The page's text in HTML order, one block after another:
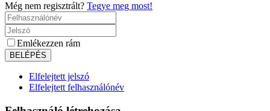
Még nem regisztrált? Tegye meg most!
Emlékezzen rám
Elfelejtett jelszó
Elfelejtett felhasználónév